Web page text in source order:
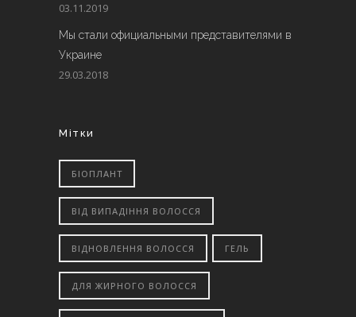
03.11.2019
Мы стали официальными представителями в
Украине
29.03.2018
Мітки
БІОПЛАНТ
ВІД ВИПАДІННЯ ВОЛОССЯ
ВІДНОВЛЕННЯ ВОЛОССЯ ГЕЛЬ
ДЛЯ ЖИРНОГО ВОЛОССЯ